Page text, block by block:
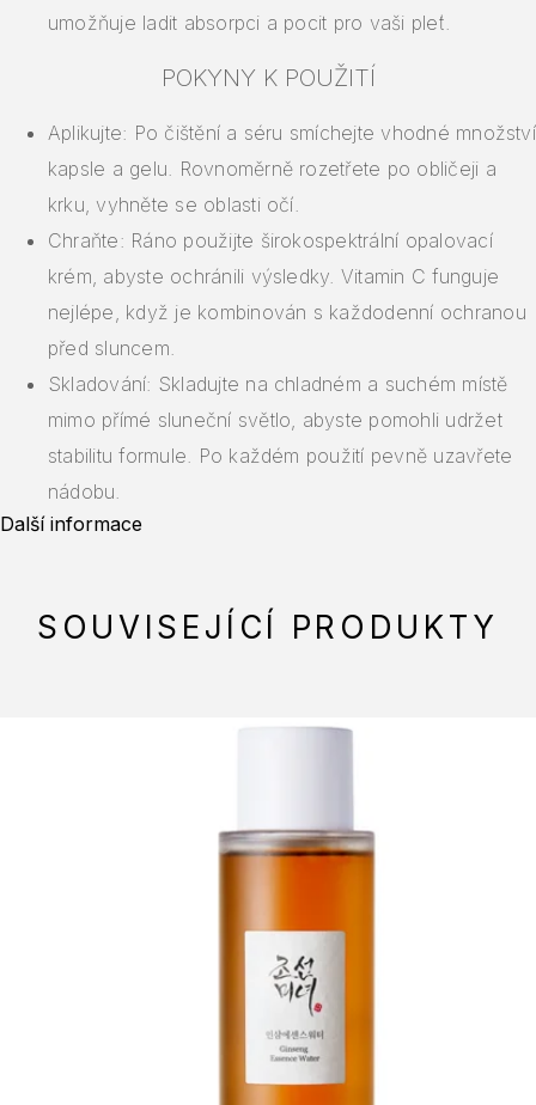
umožňuje ladit absorpci a pocit pro vaši pleť.
POKYNY K POUŽITÍ
Aplikujte: Po čištění a séru smíchejte vhodné množství
kapsle a gelu. Rovnoměrně rozetřete po obličeji a
krku, vyhněte se oblasti očí.
Chraňte: Ráno použijte širokospektrální opalovací
krém, abyste ochránili výsledky. Vitamin C funguje
nejlépe, když je kombinován s každodenní ochranou
před sluncem.
Skladování: Skladujte na chladném a suchém místě
mimo přímé sluneční světlo, abyste pomohli udržet
stabilitu formule. Po každém použití pevně uzavřete
nádobu.
Další informace
SOUVISEJÍCÍ PRODUKTY